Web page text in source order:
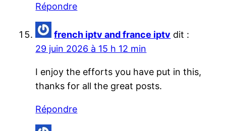
Répondre
french iptv and france iptv dit :
29 juin 2026 à 15 h 12 min
I enjoy the efforts you have put in this,
thanks for all the great posts.
Répondre